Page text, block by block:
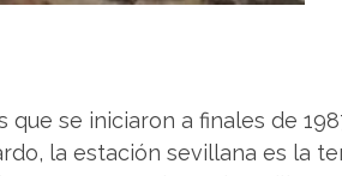
se iniciaron a finales de
la estación sevillana es la